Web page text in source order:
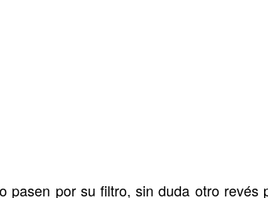
por su filtro, sin duda otro revés